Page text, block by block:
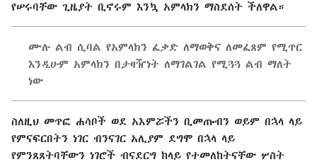
የሠሩባቸው ጊዜያት ቢኖሩም እንኳ አምላክን ማስደሰት ችለዋል።
ሙሉ ልብ ሲባል የአምላክን ፈቃድ ለማወቅና ለመፈጸም የሚጥር
እንዲሁም አምላክን በታዛዥነት ለማገልገል የሚጓጓ ልብ ማለት
ነው
ስለዚህ መጥፎ ሐሳቦች ወደ አእምሯችን ቢመጡብን ወይም በኋላ ላይ
የምናፍርበትን ነገር ብንናገር አሊያም ደግሞ በኋላ ላይ
የምንጸጸትባቸውን ነገሮች ብናደርግ ከላይ የተመለከትናቸው ሦስት